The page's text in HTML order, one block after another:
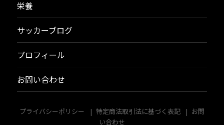
栄養
サッカーブログ
プロフィール
お問い合わせ
プライバシーポリシー 特定商法取引法に基づく表記
お問
い合わせ